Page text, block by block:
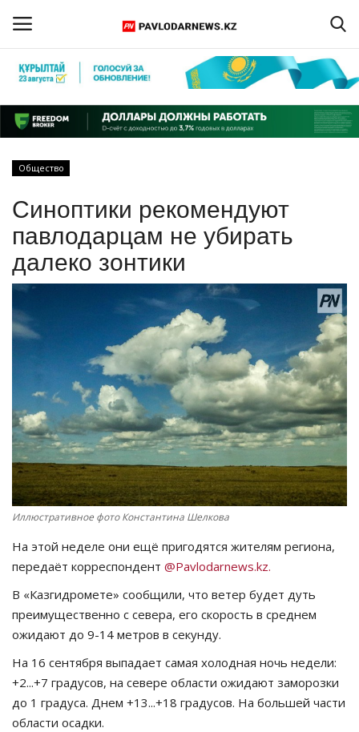
Регистрация
Главная
ПАВЛОДАРСКАЯ ОБЛАСТЬ
КАЗАХСТАН
МИР
СПЕЦПРОЕКТЫ
СПОРТ
Чек-лист
РАЗВЛЕЧЕНИЯ
OFFICIAL
Курултай
Язык
Қазақша Русский
Общество
Синоптики рекомендуют
павлодарцам не убирать
далеко зонтики
Иллюстративное фото Константина Шелкова
На этой неделе они ещё пригодятся жителям региона,
передаёт корреспондент @Pavlodarnews.kz.
В «Казгидромете» сообщили, что ветер будет дуть
преимущественно с севера, его скорость в среднем
ожидают до 9-14 метров в секунду.
На 16 сентября выпадает самая холодная ночь недели:
+2...+7 градусов, на севере области ожидают заморозки
до 1 градуса. Днем +13...+18 градусов. На большей части
области осадки.